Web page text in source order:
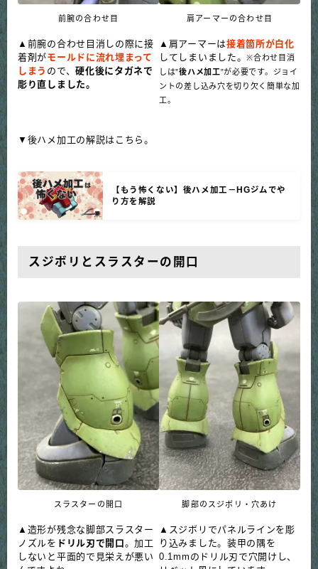
前腕の合わせ目
▲前腕の合わせ目消しの際に接
着剤がモールドに流れ埋まって
しまう ので、硬化後にタガネで
彫り直しました。
肩アーマーの合わせ目
▲肩アーマーは接着箇所が白化
してしまいました。※合わせ目消
しは”後ハメ加工”が必要です。ジョイ
ントの差し込み穴を切り欠く簡単な加
工。
▼後ハメ加工の解説はこちら。
【もう怖くない】後ハメ加工－HGジムでや
り方を解説
スジボリとスラスターの開口
スラスターの開口
▲造形が残念な脚部スラスター
ノズルを ドリル刃で開口。加工
しないと平面的で見栄えが悪い
脚部のスジボリ・穴あけ
▲スジボリでパネルラインを彫
り込みました。装甲の隅を
0.1mmのドリル刃で穴開けし、